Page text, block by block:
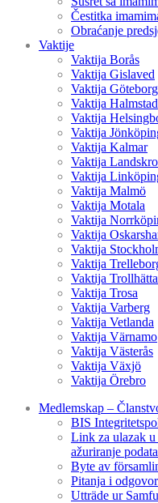
Čestitka
Obraćanje
Vaktije
Vaktija Borås
Vaktija Gislaved
Vaktija Göteborg
Vaktija Halmstad
Vaktija
Vaktija
Vaktija Kalmar
Vaktija
Vaktija
Vaktija Malmö
Vaktija Motala
Vaktija
Vaktija
Vaktija
Vaktija
Vaktija
Vaktija Trosa
Vaktija Varberg
Vaktija Vetlanda
Vaktija Värnamo
Vaktija Västerås
Vaktija Växjö
Vaktija Örebro
Medlemskap –
BIS
Link za ulazak
ažuriranje
Byte av
Pitanja i
Utträde ur